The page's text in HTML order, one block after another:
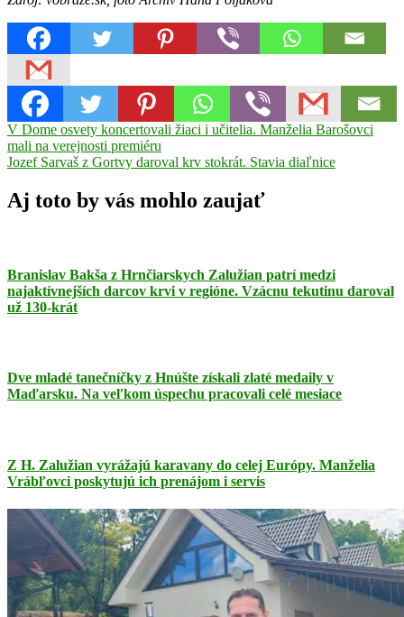
Navigácia
v
Previous
Post:
V Dome osvety koncertovali žiaci i učitelia. Manželia Barošovci
mali na verejnosti premiéru
Next
Jozef Sarvaš z Gortvy daroval krv stokrát. Stavia diaľnice
Aj toto by vás mohlo zaujať
Branislav Bakša z Hrnčiarskych Zalužian patrí medzi
najaktívnejších darcov krvi v regióne. Vzácnu tekutinu daroval
už 130-krát
Dve mladé tanečníčky z Hnúšte získali zlaté medaily v
Maďarsku. Na veľkom úspechu pracovali celé mesiace
Z H. Zalužian vyrážajú karavany do celej Európy. Manželia
Vrábľovci poskytujú ich prenájom i servis